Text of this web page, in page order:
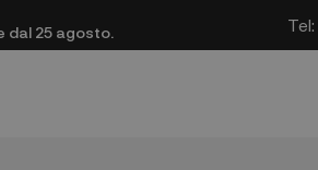
dal 25 agosto.
Tel: